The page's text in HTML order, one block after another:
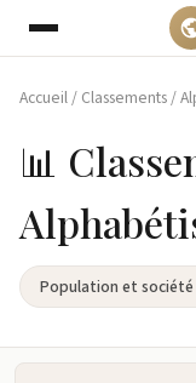
Accueil/ Classements/
📊
Population et